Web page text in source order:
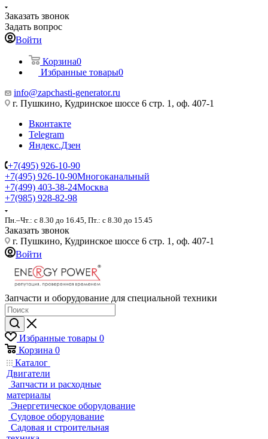
Заказать звонок
Задать вопрос
Войти
Корзина0
Избранные товары0
info@zapchasti-generator.ru
г. Пушкино, Кудринское шоссе 6 стр. 1, оф. 407-1
Вконтакте
Telegram
Яндекс.Дзен
+7(495) 926-10-90
+7(495) 926-10-90Многоканальный
+7(499) 403-38-24Москва
+7(985) 928-82-98
Пн.–Чт.: с 8.30 до 16.45, Пт.: с 8.30 до 15.45
Заказать звонок
г. Пушкино, Кудринское шоссе 6 стр. 1, оф. 407-1
Войти
Запчасти и оборудование для специальной техники
Избранные товары 0
Корзина 0
Каталог
Двигатели
Запчасти и расходные
материалы
Энергетическое оборудование
Судовое оборудование
Садовая и строительная